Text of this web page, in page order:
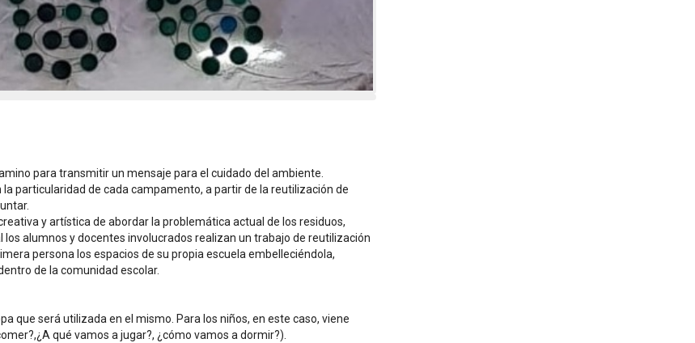
para transmitir un mensaje para el cuidado del ambiente.
particularidad de cada campamento, a partir de la reutilización de
y artística de abordar la problemática actual de los residuos,
alumnos y docentes involucrados realizan un trabajo de reutilización
persona los espacios de su propia escuela embelleciéndola,
de la comunidad escolar.
que será utilizada en el mismo. Para los niños, en este caso, viene
qué vamos a jugar?, ¿cómo vamos a dormir?).